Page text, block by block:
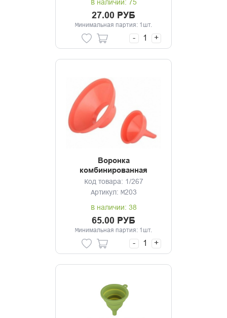
В наличии: 75
27.00 РУБ
Минимальная партия: 1шт.
- +
Воронка
комбинированная
Код товара: 1/267
Артикул: М203
В наличии: 38
65.00 РУБ
Минимальная партия: 1шт.
- +